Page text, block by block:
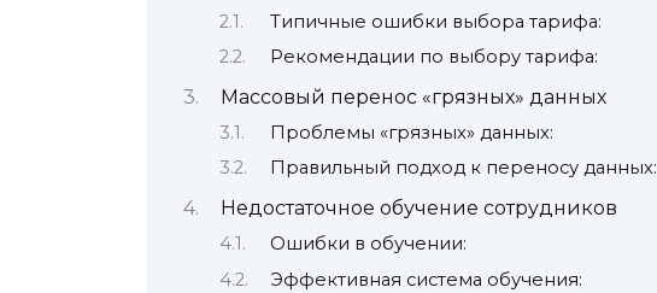
Типичные ошибки выбора тарифа:
Рекомендации по выбору тарифа:
Массовый перенос «грязных» данных
Проблемы «грязных» данных:
Правильный подход к переносу данных:
Недостаточное обучение сотрудников
Ошибки в обучении:
Эффективная система обучения: